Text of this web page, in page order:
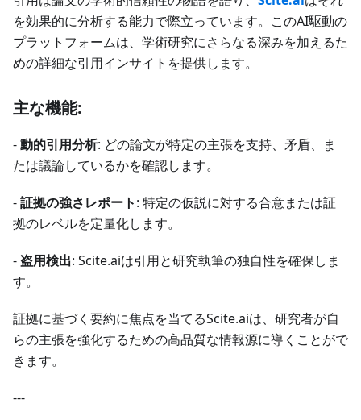
を効果的に分析する能力で際立っています。このAI駆動の
プラットフォームは、学術研究にさらなる深みを加えるた
めの詳細な引用インサイトを提供します。
主な機能:
-動的引用分析: どの論文が特定の主張を支持、矛盾、ま
たは議論しているかを確認します。
-証拠の強さレポート: 特定の仮説に対する合意または証
拠のレベルを定量化します。
-盗用検出: Scite.aiは引用と研究執筆の独自性を確保しま
す。
証拠に基づく要約に焦点を当てるScite.aiは、研究者が自
らの主張を強化するための高品質な情報源に導くことがで
きます。
---